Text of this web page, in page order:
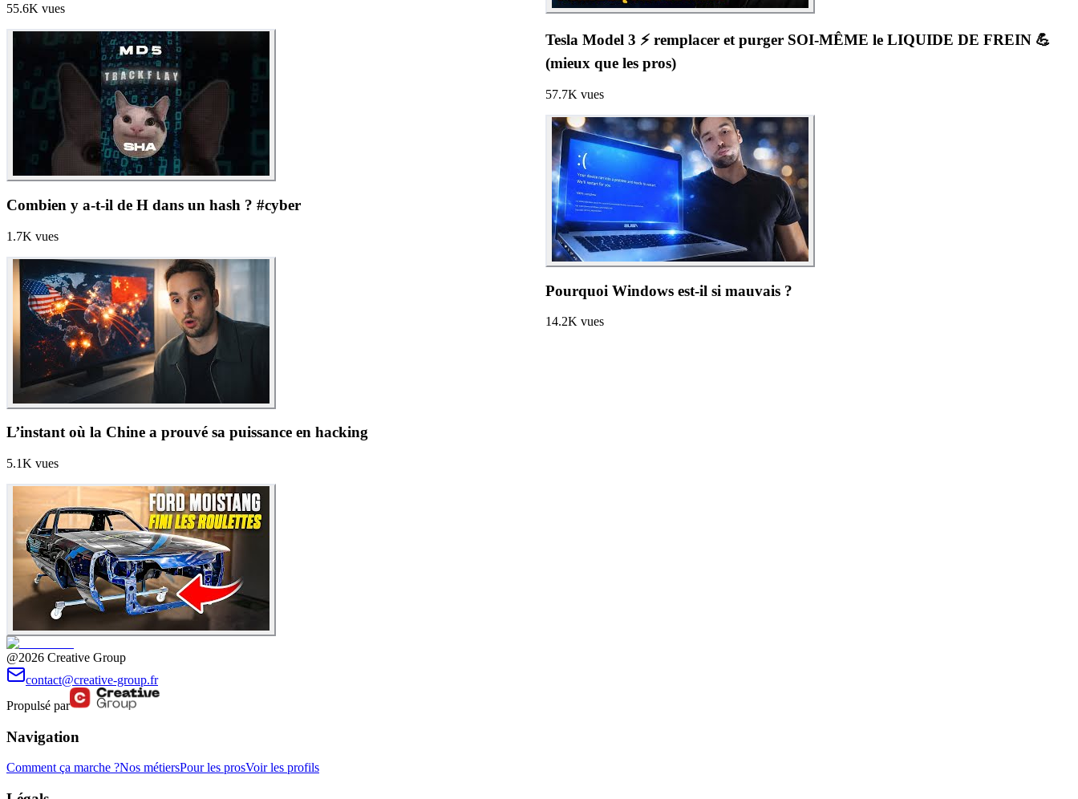
55.6K vues
Combien y a-t-il de H dans un hash ? #cyber
1.7K vues
L’instant où la Chine a prouvé sa puissance en hacking
5.1K vues
Tesla Model 3 ⚡️ remplacer et purger SOI-MÊME le LIQUIDE DE FREIN 💪
(mieux que les pros)
57.7K vues
Pourquoi Windows est-il si mauvais ?
14.2K vues
@2026 Creative Group
contact@creative-group.fr
Propulsé par
Navigation
Comment ça marche ?Nos métiersPour les prosVoir les profils